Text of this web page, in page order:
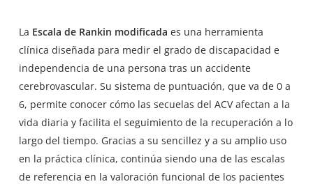
La Escala de Rankin modificada es una herramienta
clínica diseñada para medir el grado de discapacidad e
independencia de una persona tras un accidente
cerebrovascular. Su sistema de puntuación, que va de 0 a
6, permite conocer cómo las secuelas del ACV afectan a la
vida diaria y facilita el seguimiento de la recuperación a lo
largo del tiempo. Gracias a su sencillez y a su amplio uso
en la práctica clínica, continúa siendo una de las escalas
de referencia en la valoración funcional de los pacientes